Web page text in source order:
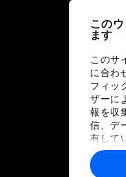
この
ます
このサ
に合わ
フィッ
ザーに
報を収
信、デ
有して
ユーザ
報や各